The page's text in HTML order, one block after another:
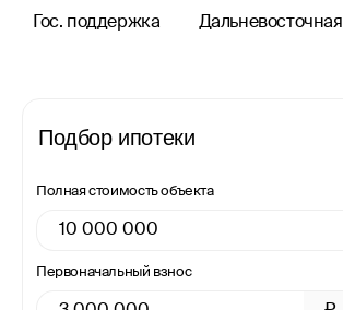
Гос. поддержка Дальневосточная
Подбор ипотеки
Полная стоимость объекта
Первоначальный взнос